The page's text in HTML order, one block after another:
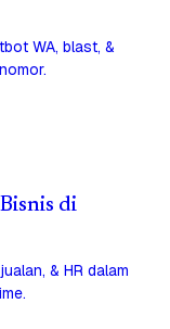
WA, blast, &
di
& HR dalam